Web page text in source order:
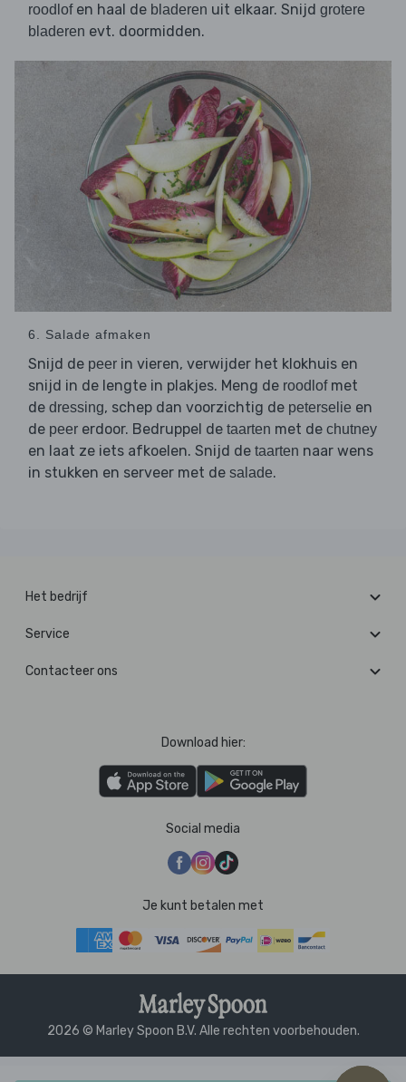
roodlofen haal de bladeren uit elkaar. Snijd grotere
bladeren evt. doormidden.
6. Salade afmaken
Snijd de peer in vieren, verwijder het klokhuis en
snijd in de lengte in plakjes. Meng de roodlofmet
de dressing, schep dan voorzichtig de peterselie en
de peer erdoor. Bedruppel de taarten met de chutney
en laat ze iets afkoelen. Snijd de taarten naar wens
in stukken en serveer met de salade.
Het bedrijf
Service
Contacteer ons
Download hier:
Social media
Je kunt betalen met
2026 © Marley Spoon B.V. Alle rechten voorbehouden.